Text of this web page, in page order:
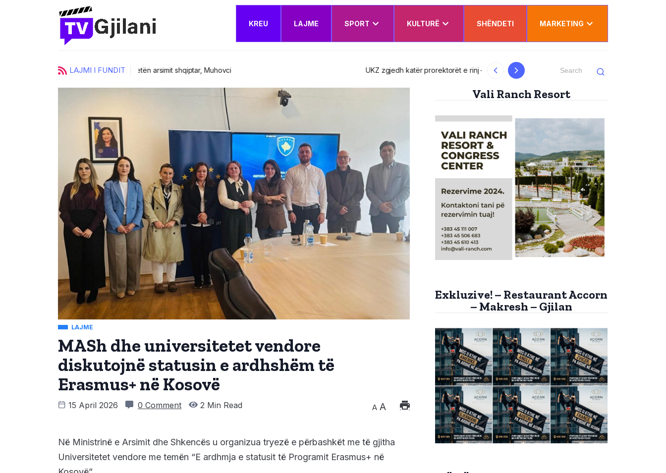
KREU LAJME SPORT KULTURË SHËNDETI MARKETING
LAJMI I FUNDIT UKZ zgjedh katër prorektorët e rinj – Këshilli Drejtues miraton edhe Planin e Veprimit Institucional Kurti uron Dua Lipën për “Sunny Hill”:
LAJME
MASh dhe universitetet vendore
diskutojnë statusin e ardhshëm të
Erasmus+ në Kosovë
15 April 2026 0 Comment 2 Min Read A A
Në Ministrinë e Arsimit dhe Shkencës u organizua tryezë e përbashkët me të gjitha
Universitetet vendore me temën “E ardhmja e statusit të Programit Erasmus+ në
Vali Ranch Resort
Exkluzive! – Restaurant Accorn
– Makresh – Gjilan